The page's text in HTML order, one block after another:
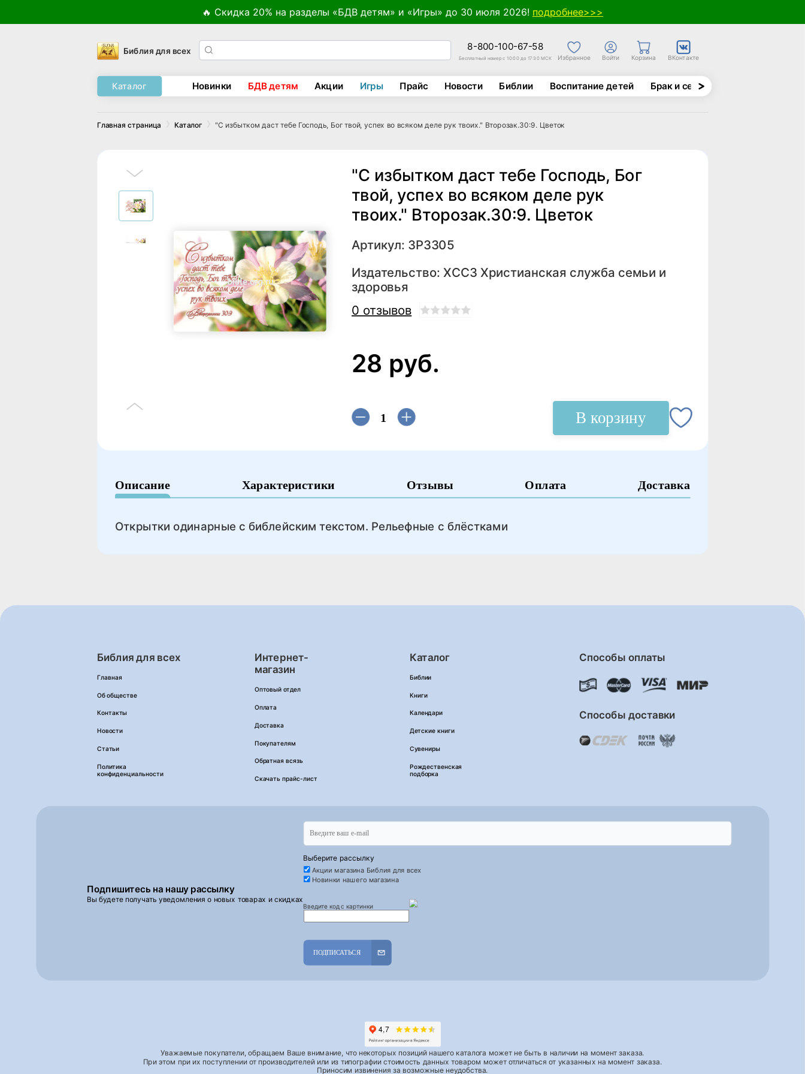
🔥 Скидка 20% на разделы «БДВ детям» и «Игры» до 30 июля 2026! подробнее>>>
Библия для всех 8-800-100-67-58
Бесплатный номер с 10:00 до 17:30 МСК Избранное Войти Корзина ВКонтакте
Каталог Новинки БДВ детям Акции Игры Прайс Новости Библии Воспитание детей Брак и семья
Главная страница Каталог "С избытком даст тебе Господь, Бог твой, успех во всяком деле рук твоих." Второзак.30:9. Цветок
"С избытком даст тебе Господь, Бог
твой, успех во всяком деле рук
твоих." Второзак.30:9. Цветок
Артикул: ЗР3305
Издательство: ХССЗ Христианская служба семьи и
здоровья
0 отзывов
28 руб.
В корзину
Описание Характеристики Отзывы Оплата Доставка
Открытки одинарные с библейским текстом. Рельефные с блёстками
Библия для всех
Главная
Об обществе
Контакты
Новости
Статьи
Политика
конфиденциальности
Интернет-
магазин
Оптовый отдел
Оплата
Доставка
Покупателям
Обратная всязь
Скачать прайс-лист
Каталог
Библии
Книги
Календари
Детские книги
Сувениры
Рождественская
подборка
Способы оплаты
Способы доставки
Подпишитесь на нашу рассылку
Вы будете получать уведомления о новых товарах и скидках
Выберите рассылку
Акции магазина Библия для всех
Новинки нашего магазина
Введите код с картинки
ПОДПИСАТЬСЯ
Уважаемые покупатели, обращаем Ваше внимание, что некоторых позиций нашего каталога может не быть в наличии на момент заказа.
При этом при их поступлении от производителей или из типографии стоимость данных товаром может отличаться от указанных на момент заказа.
Приносим извинения за возможные неудобства.